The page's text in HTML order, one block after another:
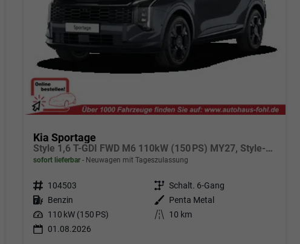
Kia Sportage
Style 1,6 T-GDI FWD M6 110kW (150 PS) MY27, Style-Paket, 2-Zonen-Klimaautomatik, Sitz-/Lenkradheizung, Regensensor, Navi, DAB, Apple CarPlay/Android Auto, Rückfahrkamera, Parksensoren vorn/hinten, Full-LED, 17 Zoll LM, uvm.
sofort lieferbar Neuwagen mit Tageszulassung
Fahrzeugnr. 104503 Getriebe Schalt. 6-Gang
Kraftstoff Benzin Außenfarbe
Penta Metal
Leistung 110 kW (150 PS) Kilometerstand
10 km
01.08.2026